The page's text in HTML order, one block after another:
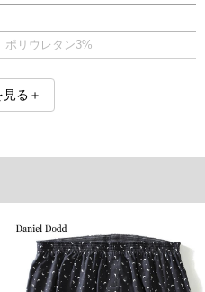
リウレタン3%
ご連絡ください。
品交換不可とさせて頂いております。予め
る＋